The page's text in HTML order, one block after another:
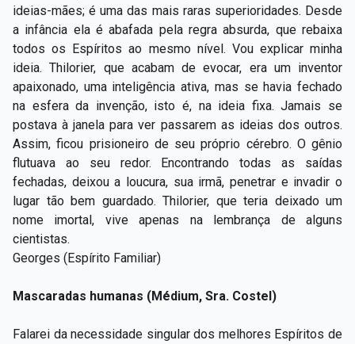
ideias-mães; é uma das mais raras superioridades. Desde
a infância ela é abafada pela regra absurda, que rebaixa
todos os Espíritos ao mesmo nível. Vou explicar minha
ideia. Thilorier, que acabam de evocar, era um inventor
apaixonado, uma inteligência ativa, mas se havia fechado
na esfera da invenção, isto é, na ideia fixa. Jamais se
postava à janela para ver passarem as ideias dos outros.
Assim, ficou prisioneiro de seu próprio cérebro. O gênio
flutuava ao seu redor. Encontrando todas as saídas
fechadas, deixou a loucura, sua irmã, penetrar e invadir o
lugar tão bem guardado. Thilorier, que teria deixado um
nome imortal, vive apenas na lembrança de alguns
cientistas.
Georges (Espírito Familiar)
Mascaradas humanas (Médium, Sra. Costel)
Falarei da necessidade singular dos melhores Espíritos de